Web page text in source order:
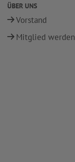
ÜBER UNS
Vorstand
Mitglied werden